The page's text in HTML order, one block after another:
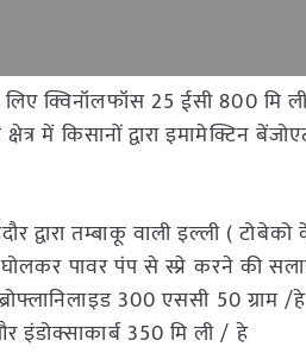
लिए क्विनॉलफॉस 25 ईसी 800 मि
में किसानों द्वारा इमामेक्टिन
द्वारा तम्बाकू वाली इल्ली (
पावर पंप से स्प्रे करने की
300 एससी 50 ग्राम /
इंडोक्साकार्ब 350 मि ली / हे